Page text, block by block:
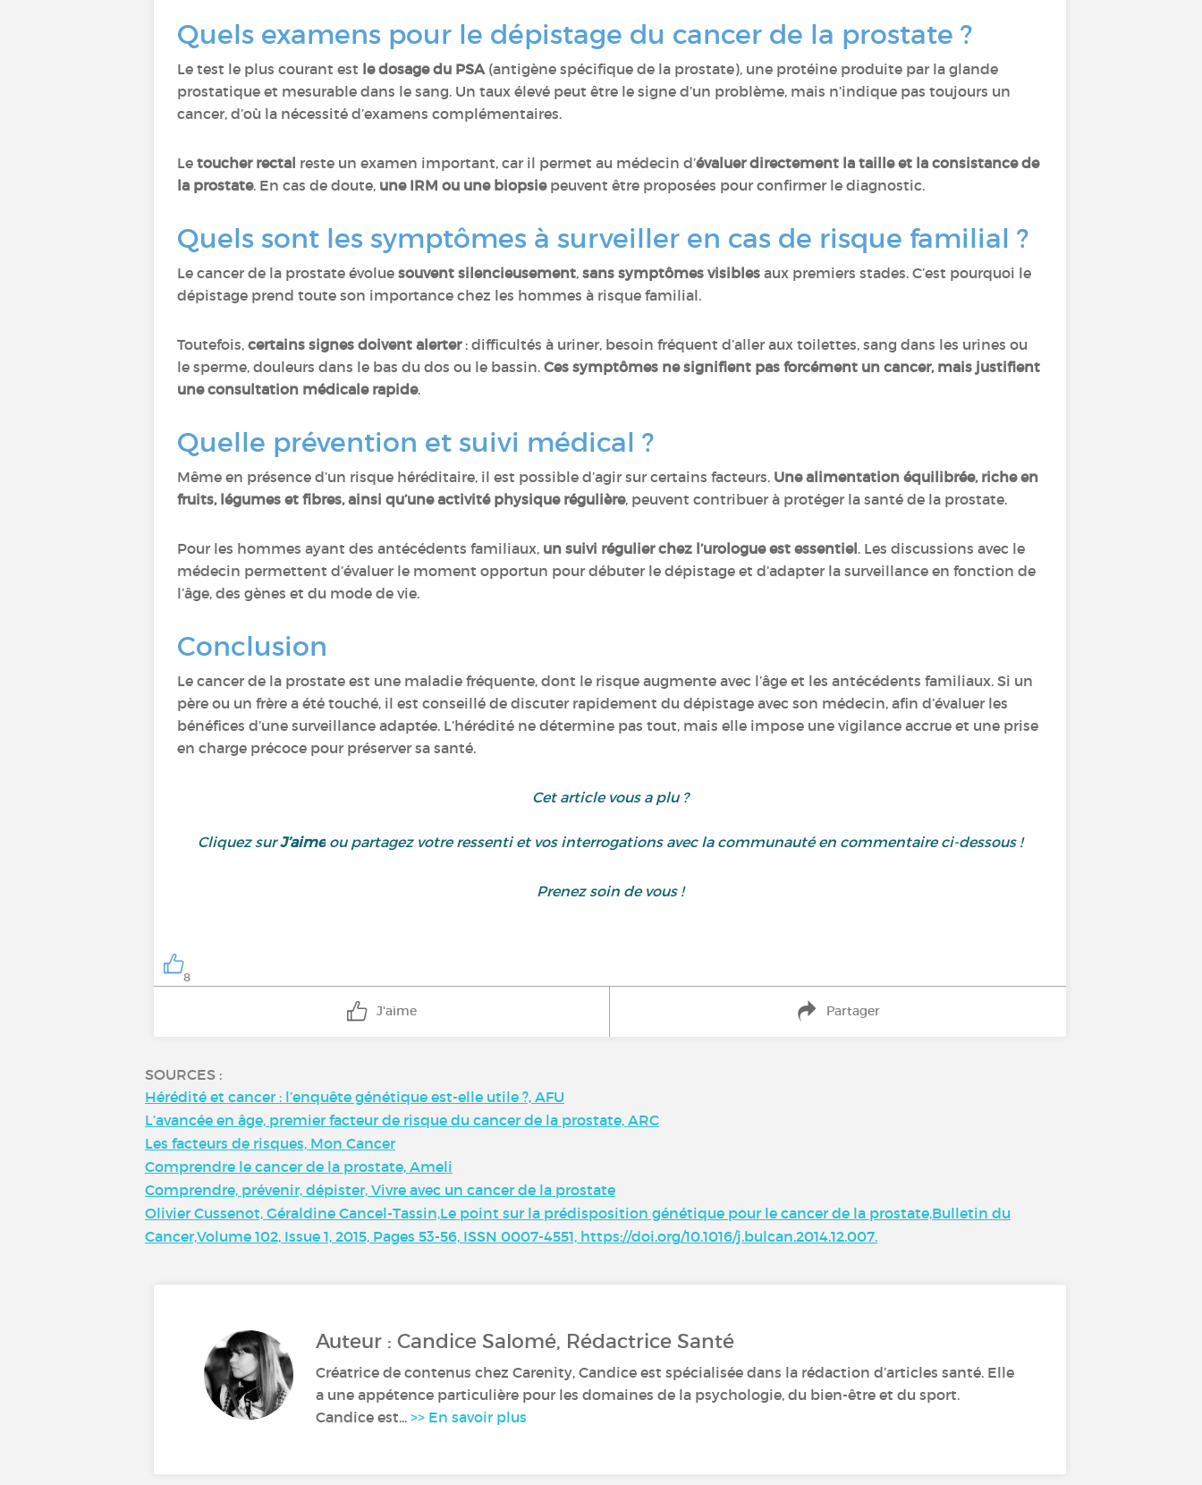
Quels examens pour le dépistage du cancer de la prostate ?
Le test le plus courant est le dosage du PSA(antigène spécifique de la prostate), une protéine produite par la glande
prostatique et mesurable dans le sang. Un taux élevé peut être le signe d’un problème, mais n’indique pas toujours un
cancer, d’où la nécessité d’examens complémentaires.
Le toucher rectal reste un examen important, car il permet au médecin d’évaluer directement la taille et la consistance de
la prostate. En cas de doute, une IRM ou une biopsiepeuvent être proposées pour confirmer le diagnostic.
Quels sont les symptômes à surveiller en cas de risque familial ?
Le cancer de la prostate évolue souvent silencieusement, sans symptômes visibles aux premiers stades. C’est pourquoi le
dépistage prend toute son importance chez les hommes à risque familial.
Toutefois, certains signes doivent alerter: difficultés à uriner, besoin fréquent d’aller aux toilettes, sang dans les urines ou
le sperme, douleurs dans le bas du dos ou le bassin. Ces symptômes ne signifient pas forcément un cancer, mais justifient
une consultation médicale rapide.
Quelle prévention et suivi médical ?
Même en présence d’un risque héréditaire, il est possible d’agir sur certains facteurs. Une alimentation équilibrée, riche en
fruits, légumes et fibres, ainsi qu’une activité physique régulière, peuvent contribuer à protéger la santé de la prostate.
Pour les hommes ayant des antécédents familiaux, un suivi régulier chez l’urologue est essentiel. Les discussions avec le
médecin permettent d’évaluer le moment opportun pour débuter le dépistage et d’adapter la surveillance en fonction de
l’âge, des gènes et du mode de vie.
Conclusion
Le cancer de la prostate est une maladie fréquente, dont le risque augmente avec l’âge et les antécédents familiaux. Si un
père ou un frère a été touché, il est conseillé de discuter rapidement du dépistage avec son médecin, afin d’évaluer les
bénéfices d’une surveillance adaptée. L’hérédité ne détermine pas tout, mais elle impose une vigilance accrue et une prise
en charge précoce pour préserver sa santé.
Cet article vous a plu ?
Cliquez surJ’aime ou partagez votre ressenti et vos interrogations avec la communauté en commentaire ci-dessous !
Prenez soin de vous !
8
J'aime Partager
SOURCES :
Hérédité et cancer : l’enquête génétique est-elle utile ?, AFU
L’avancée en âge, premier facteur de risque du cancer de la prostate, ARC
Les facteurs de risques, Mon Cancer
Comprendre le cancer de la prostate, Ameli
Comprendre, prévenir, dépister, Vivre avec un cancer de la prostate
Olivier Cussenot, Géraldine Cancel-Tassin,Le point sur la prédisposition génétique pour le cancer de la prostate,Bulletin du
Cancer,Volume 102, Issue 1, 2015, Pages 53-56, ISSN 0007-4551, https://doi.org/10.1016/j.bulcan.2014.12.007.
Auteur : Candice Salomé, Rédactrice Santé
Créatrice de contenus chez Carenity, Candice est spécialisée dans la rédaction d’articles santé. Elle
a une appétence particulière pour les domaines de la psychologie, du bien-être et du sport.
Candice est... >> En savoir plus